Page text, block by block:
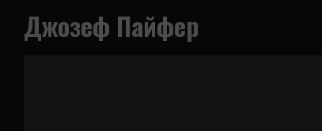
Джозеф Пайфер